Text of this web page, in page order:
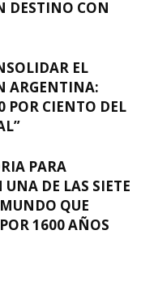
DESTINO CON
EL
ARGENTINA:
POR CIENTO DEL
PARA
DE LAS SIETE
QUE
1600 AÑOS